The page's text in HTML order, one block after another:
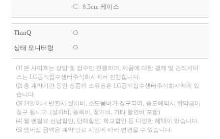
C : 8.5cm 케이스
ThinQ O
상태 모니터링 O
⑴ 본 사이트는 상담 및 접수만 진행하며, 제품에 대한 결제 및 관리서비
스는 LG공식접수센터주식회사에서 진행합니다.
⑵ 총 계약기간 동안 상품의 소유권은 LG공식접수센터주식회사에게 있
습니다.
⑶ 14일이내 반환시 설치비, 소모품비가 청구되며, 중도해약시 위약금이
청구 됩니다. (설치비, 등록비, 철거비, 기타 할인비 포함)
⑷ 월 렌탈료 선납할인, 단체할인, 학교할인 등 다양한 혜택이 있습니다.
⑸ 맴버십 금액은 계약 만료 시점에 따라 변경될 수 있습니다.